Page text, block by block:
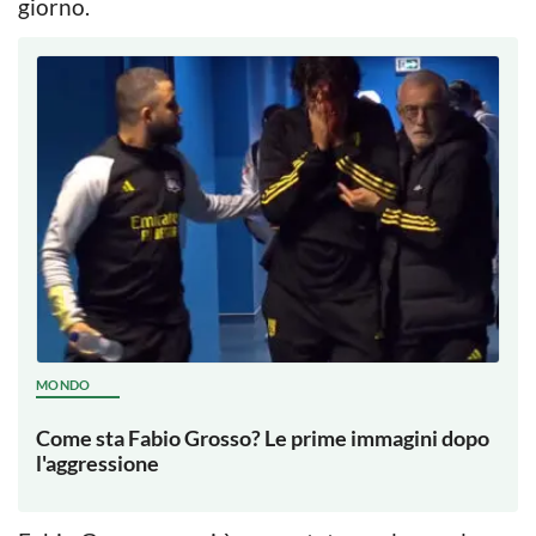
giorno.
MONDO
Come sta Fabio Grosso? Le prime immagini dopo
l'aggressione